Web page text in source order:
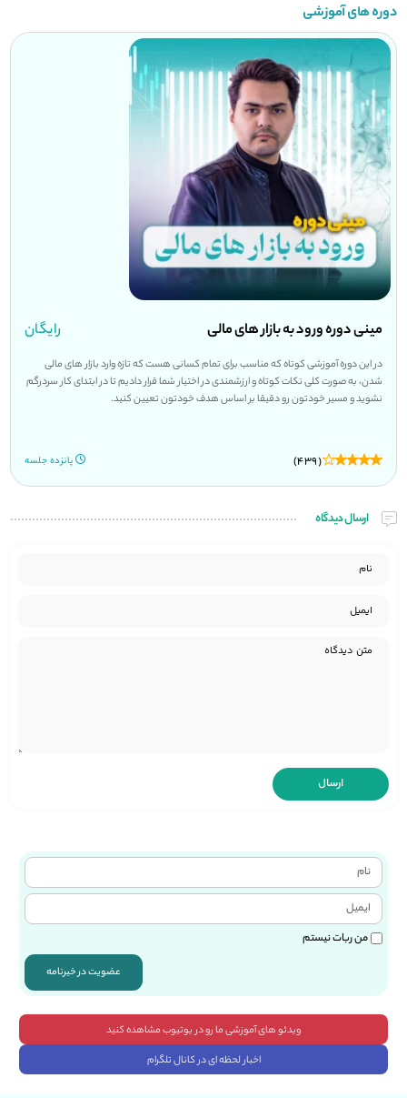
دوره های آموزشی
مینی دوره ورود به بازار های مالی رایگان
در این دوره آموزشی کوتاه که مناسب برای تمام کسانی هست که تازه وارد بازار های مالی
شدن، به صورت کلی نکات کوتاه و ارزشمندی در اختیار شما قرار دادیم تا در ابتدای کار سردرگم
نشوید و مسیر خودتون رو دقیقا بر اساس هدف خودتون تعیین کنید.
(439) پانزده جلسه
ارسال دیدگاه
من ربات نیستم
عضویت در خبرنامه
ویدئو های آموزشی ما رو در یوتیوب مشاهده کنید
اخبار لحظه ای در کانال تلگرام